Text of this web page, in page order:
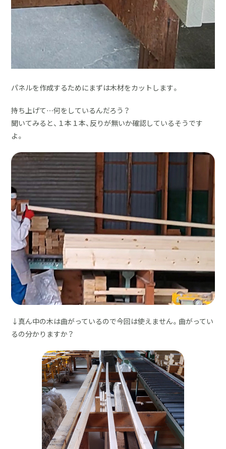
パネルを作成するためにまずは木材をカットします。
持ち上げて…何をしているんだろう？
聞いてみると、１本１本、反りが無いか確認しているそうです
よ。
↓真ん中の木は曲がっているので今回は使えません。曲がってい
るの分かりますか？